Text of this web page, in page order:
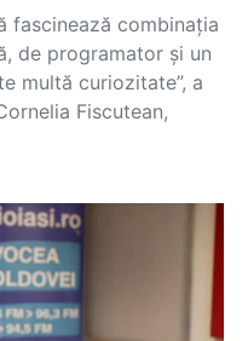
fascinează combinația
de programator și un
multă curiozitate”, a
Fiscutean,